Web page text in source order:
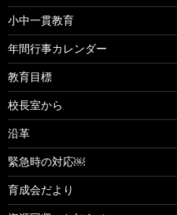
小中一貫教育
年間行事カレンダー
教育目標
校長室から
沿革
緊急時の対応￼
育成会だより